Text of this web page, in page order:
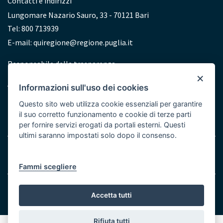
Lungomare Nazario Sauro, 33 - 70121 Bari
Tel: 800 713939
E-mail: quiregione@regione.puglia.it
Redazione
Responsabile della trasparenza
Accessibilità
Menu
© Regione Puglia
×
Informazioni sull'uso dei cookies
Questo sito web utilizza cookie essenziali per garantire
il suo corretto funzionamento e cookie di terze parti
per fornire servizi erogati da portali esterni. Questi
ultimi saranno impostati solo dopo il consenso.
Fammi scegliere
Accetta tutti
Rifiuta tutti